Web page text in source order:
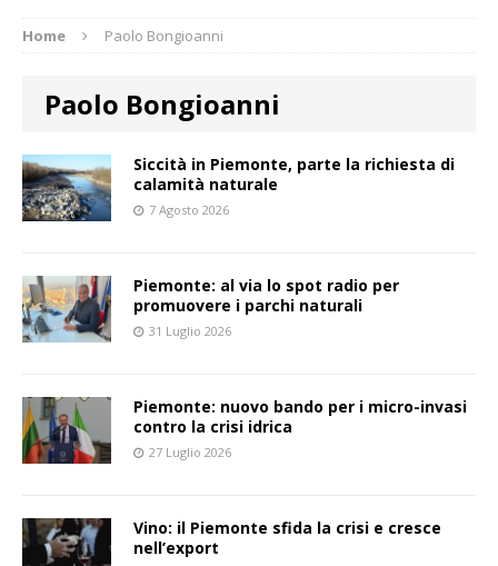
Home Paolo Bongioanni
Paolo Bongioanni
Siccità in Piemonte, parte la richiesta di
calamità naturale
7 Agosto 2026
Piemonte: al via lo spot radio per
promuovere i parchi naturali
31 Luglio 2026
Piemonte: nuovo bando per i micro-invasi
contro la crisi idrica
27 Luglio 2026
Vino: il Piemonte sfida la crisi e cresce
nell’export